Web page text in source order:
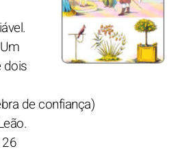
dois
de confiança)